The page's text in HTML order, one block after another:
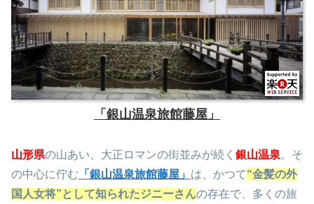
「銀山温泉旅館藤屋」
山形県の山あい、大正ロマンの街並みが続く 銀山温泉。そ
の中心に佇む 「銀山温泉旅館藤屋」 は、かつて“金髪の外
国人女将”として知られたジニーさんの存在で、多くの旅